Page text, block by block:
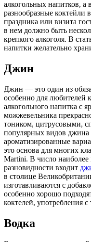
алкогольных напитков, а
разнообразные коктейли
праздника или визита
в нем должно быть
крепкого алкоголя. В
напитки желательно
Джин
Джин — это один из
особенно для любителей
алкогольного напитка с
можжевельника
тоником, цитрусовыми,
популярных видов джина
ароматизированные
это основа для многих
Martini. В число наиболее
разновидности входит
в столице
изготавливаются с
особенно хорошо
коктелей, употребления
Водка